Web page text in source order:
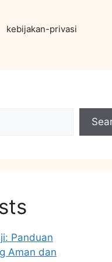
kebijakan-privasi
Panduan
Aman dan